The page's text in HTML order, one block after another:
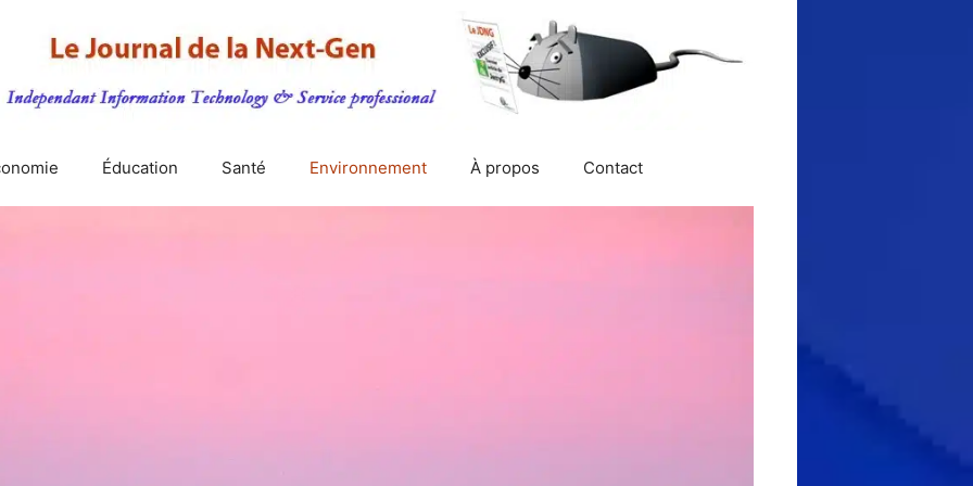
Éducation Santé Environnement À propos Contact